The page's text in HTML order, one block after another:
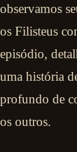
observamos
os Filisteus
episódio,
uma história
profundo de
os outros.